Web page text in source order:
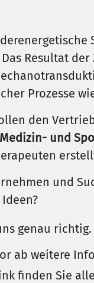
Resultat
Prozesse
den
Medizin- und
und
genau
ab weitere
finden Sie